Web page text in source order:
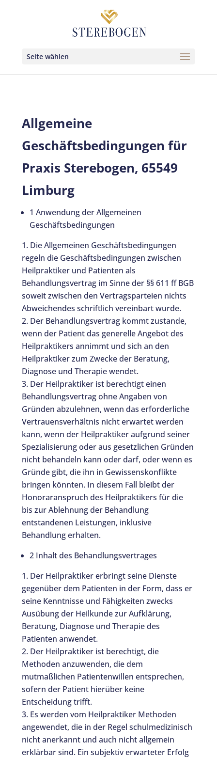
Seite wählen
Allgemeine
Geschäftsbedingungen für
Praxis Sterebogen, 65549
Limburg
1 Anwendung der Allgemeinen
Geschäftsbedingungen
Die Allgemeinen Geschäftsbedingungen
regeln die Geschäftsbedingungen zwischen
Heilpraktiker und Patienten als
Behandlungsvertrag im Sinne der §§ 611 ff BGB
soweit zwischen den Vertragsparteien nichts
Abweichendes schriftlich vereinbart wurde.
Der Behandlungsvertrag kommt zustande,
wenn der Patient das generelle Angebot des
Heilpraktikers annimmt und sich an den
Heilpraktiker zum Zwecke der Beratung,
Diagnose und Therapie wendet.
Der Heilpraktiker ist berechtigt einen
Behandlungsvertrag ohne Angaben von
Gründen abzulehnen, wenn das erforderliche
Vertrauensverhältnis nicht erwartet werden
kann, wenn der Heilpraktiker aufgrund seiner
Spezialisierung oder aus gesetzlichen Gründen
nicht behandeln kann oder darf, oder wenn es
Gründe gibt, die ihn in Gewissenskonflikte
bringen könnten. In diesem Fall bleibt der
Honoraranspruch des Heilpraktikers für die
bis zur Ablehnung der Behandlung
entstandenen Leistungen, inklusive
Behandlung erhalten.
2 Inhalt des Behandlungsvertrages
Der Heilpraktiker erbringt seine Dienste
gegenüber dem Patienten in der Form, dass er
seine Kenntnisse und Fähigkeiten zwecks
Ausübung der Heilkunde zur Aufklärung,
Beratung, Diagnose und Therapie des
Patienten anwendet.
Der Heilpraktiker ist berechtigt, die
Methoden anzuwenden, die dem
mutmaßlichen Patientenwillen entsprechen,
sofern der Patient hierüber keine
Entscheidung trifft.
Es werden vom Heilpraktiker Methoden
angewendet, die in der Regel schulmedizinisch
nicht anerkannt und auch nicht allgemein
erklärbar sind. Ein subjektiv erwarteter Erfolg